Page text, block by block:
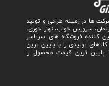
ها در زمینه طراحی و تولید
سرویس خواب، نهار خوری،
کننده فروشگاه های سرتاسر
تولیدی را با پایین ترین
پایین ترین قیمت محصول را